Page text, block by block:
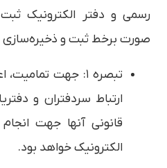
رسمی و دفتر الکترونیک
صورت برخط ثبت و
تبصره ۱: جهت
ارتباط سردفتران و
قانونی آنها جهت
الکترونیک خواهد بود.